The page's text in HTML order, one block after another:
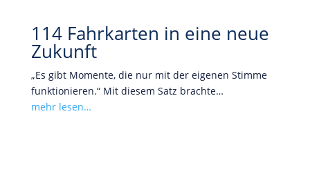
114 Fahrkarten in eine neue
Zukunft
„Es gibt Momente, die nur mit der eigenen Stimme
funktionieren.“ Mit diesem Satz brachte…
mehr lesen…